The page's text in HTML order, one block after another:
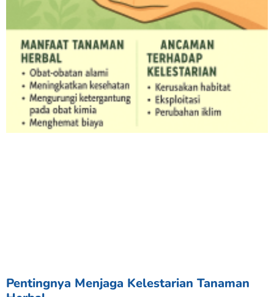
Pentingnya Menjaga Kelestarian Tanaman